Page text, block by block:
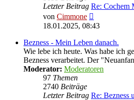
Letzter Beitrag Re: Cochem
von Cimmone
Beitrag
18.01.2025, 08:43
Bezness - Mein Leben danach.
Wie lebe ich heute. Was habe ich
Bezness verarbeitet. Der
Moderator: Moderatoren
97 Themen
2740 Beiträge
Letzter Beitrag Re: Bezness